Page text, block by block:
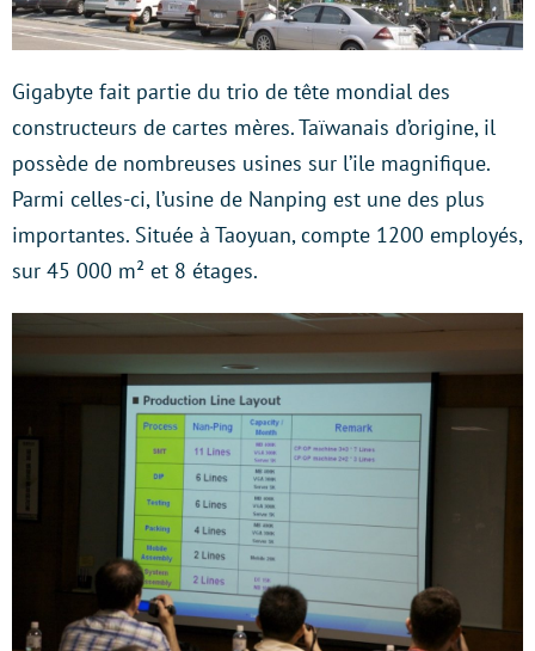
Gigabyte fait partie du trio de tête mondial des
constructeurs de cartes mères. Taïwanais d’origine, il
possède de nombreuses usines sur l’ile magnifique.
Parmi celles-ci, l’usine de Nanping est une des plus
importantes. Située à Taoyuan, compte 1200 employés,
sur 45 000 m² et 8 étages.